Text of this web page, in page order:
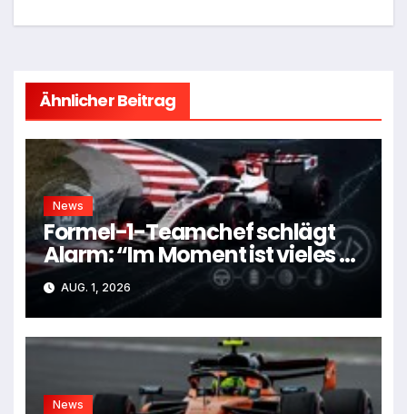
Ähnlicher Beitrag
News
Formel-1-Teamchef schlägt
Alarm: “Im Moment ist vieles zu
kompliziert”
AUG. 1, 2026
News